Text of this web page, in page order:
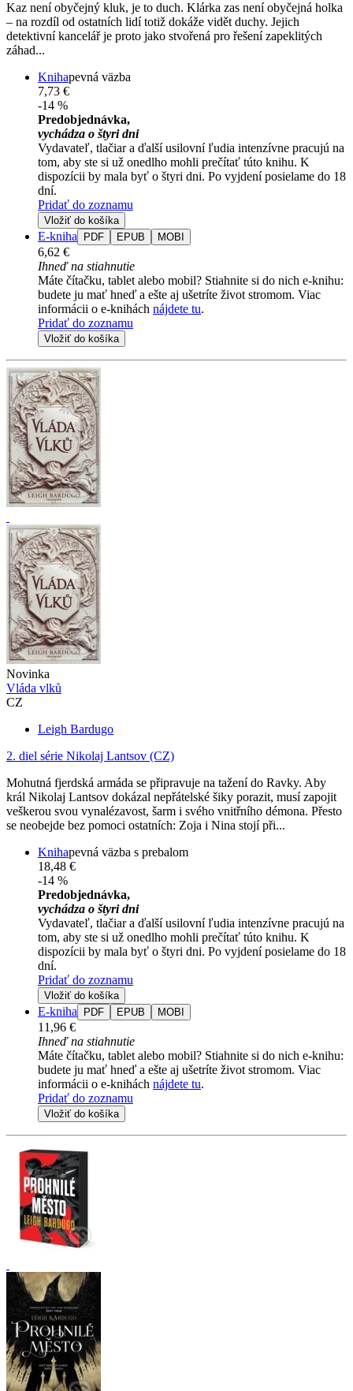
Kaz není obyčejný kluk, je to duch. Klárka zas není obyčejná holka
– na rozdíl od ostatních lidí totiž dokáže vidět duchy. Jejich
detektivní kancelář je proto jako stvořená pro řešení zapeklitých
záhad...
Knihapevná väzba
7,73 €
-14 %
Predobjednávka,
vychádza o štyri dni
Vydavateľ, tlačiar a ďalší usilovní ľudia intenzívne pracujú na
tom, aby ste si už onedlho mohli prečítať túto knihu. K
dispozícii by mala byť o štyri dni. Po vyjdení posielame do 18
dní.
Pridať do zoznamu
Vložiť do košíka
E-kniha PDF EPUB MOBI
6,62 €
Ihneď na stiahnutie
Máte čítačku, tablet alebo mobil? Stiahnite si do nich e-knihu:
budete ju mať hneď a ešte aj ušetríte život stromom. Viac
informácii o e-knihách nájdete tu.
Pridať do zoznamu
Vložiť do košíka
Novinka
Vláda vlků
CZ
Leigh Bardugo
2. diel série Nikolaj Lantsov (CZ)
Mohutná fjerdská armáda se připravuje na tažení do Ravky. Aby
král Nikolaj Lantsov dokázal nepřátelské šiky porazit, musí zapojit
veškerou svou vynalézavost, šarm i svého vnitřního démona. Přesto
se neobejde bez pomoci ostatních: Zoja i Nina stojí při...
Knihapevná väzba s prebalom
18,48 €
-14 %
Predobjednávka,
vychádza o štyri dni
Vydavateľ, tlačiar a ďalší usilovní ľudia intenzívne pracujú na
tom, aby ste si už onedlho mohli prečítať túto knihu. K
dispozícii by mala byť o štyri dni. Po vyjdení posielame do 18
dní.
Pridať do zoznamu
Vložiť do košíka
E-kniha PDF EPUB MOBI
11,96 €
Ihneď na stiahnutie
Máte čítačku, tablet alebo mobil? Stiahnite si do nich e-knihu:
budete ju mať hneď a ešte aj ušetríte život stromom. Viac
informácii o e-knihách nájdete tu.
Pridať do zoznamu
Vložiť do košíka